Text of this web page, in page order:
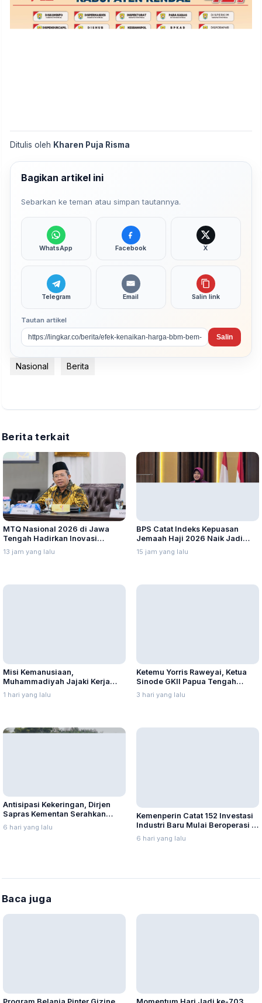
Ditulis oleh Kharen Puja Risma
Bagikan artikel ini
Sebarkan ke teman atau simpan tautannya.
WhatsApp Facebook X
Telegram Email Salin link
Tautan artikel
Salin
Nasional Berita
Berita terkait
MTQ Nasional 2026 di Jawa
Tengah Hadirkan Inovasi
Perdana untuk Disabilitas dan
Dewan Hakim
13 jam yang lalu
BPS Catat Indeks Kepuasan
Jemaah Haji 2026 Naik Jadi
91,45 Persen
15 jam yang lalu
Misi Kemanusiaan,
Muhammadiyah Jajaki Kerja
Sama Pelayanan Kanker Bagi
Warga Palestina di Yordania
1 hari yang lalu
Ketemu Yorris Raweyai, Ketua
Sinode GKII Papua Tengah
Sampaikan Hal Ini
3 hari yang lalu
Antisipasi Kekeringan, Dirjen
Sapras Kementan Serahkan
Mesin Pompa Air
6 hari yang lalu
Kemenperin Catat 152 Investasi
Industri Baru Mulai Beroperasi di
Indonesia
6 hari yang lalu
Baca juga